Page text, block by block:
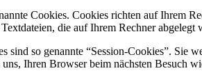
Cookies. Cookies richten auf Ihrem
die auf Ihrem Rechner
sind so genannte “Session-Cookies”. Sie
Ihren Browser beim nächsten Besuch